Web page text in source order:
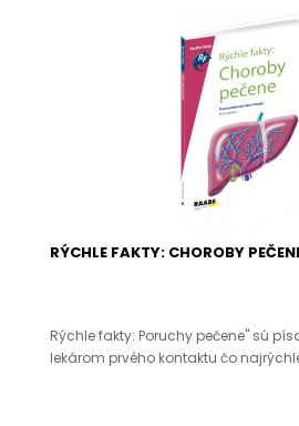
RÝCHLE FAKTY: CHOROBY
Rýchle fakty: Poruchy pečene" sú
lekárom prvého kontaktu čo